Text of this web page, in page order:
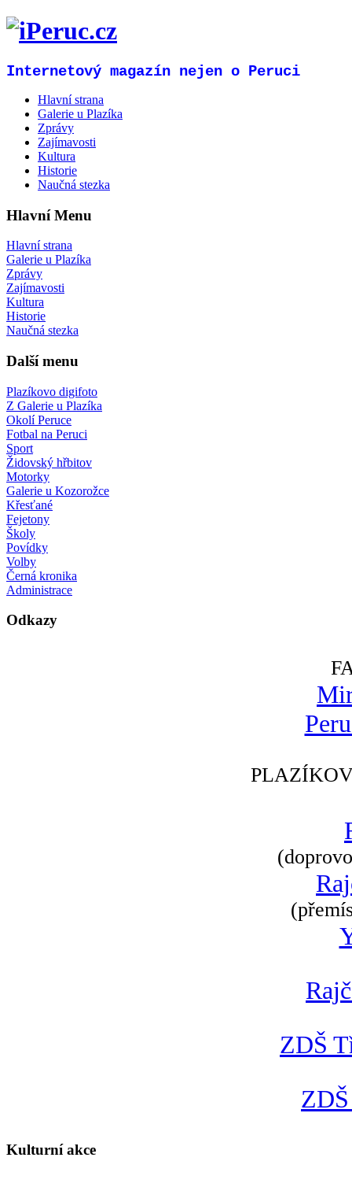
Internetový magazín nejen o Peruci
Hlavní strana
Galerie u Plazíka
Zprávy
Zajímavosti
Kultura
Historie
Naučná stezka
Hlavní Menu
Hlavní strana
Galerie u Plazíka
Zprávy
Zajímavosti
Kultura
Historie
Naučná stezka
Další menu
Plazíkovo digifoto
Z Galerie u Plazíka
Okolí Peruce
Fotbal na Peruci
Sport
Židovský hřbitov
Motorky
Galerie u Kozorožce
Křesťané
Fejetony
Školy
Povídky
Volby
Černá kronika
Administrace
Odkazy
ZDŠ
Kulturní akce